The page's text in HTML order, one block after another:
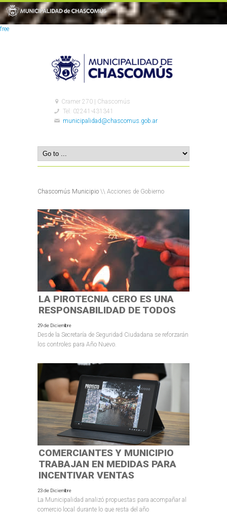
free
Cramer 270 | Chascomús
Tel: 02241-431341
municipalidad@chascomus.gob.ar
Chascomús Municipio \\ Acciones de Gobierno
LA PIROTECNIA CERO ES UNA
RESPONSABILIDAD DE TODOS
29 de Diciembre
Desde la Secretaría de Seguridad Ciudadana se reforzarán
los controles para Año Nuevo.
COMERCIANTES Y MUNICIPIO
TRABAJAN EN MEDIDAS PARA
INCENTIVAR VENTAS
23 de Diciembre
La Municipalidad analizó propuestas para acompañar al
comercio local durante lo que resta del año